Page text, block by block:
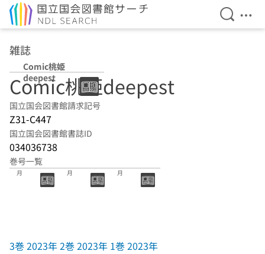
検索を
メ
雑誌
Comic桃姫
deepest
Comic桃姫deepest
国立国会図書館請求記号
Z31-C447
国立国会図書館書誌ID
034036738
巻号一覧
3巻 2023年4
月
3巻 2023年
月
2巻 2023年
月
1巻 2023年